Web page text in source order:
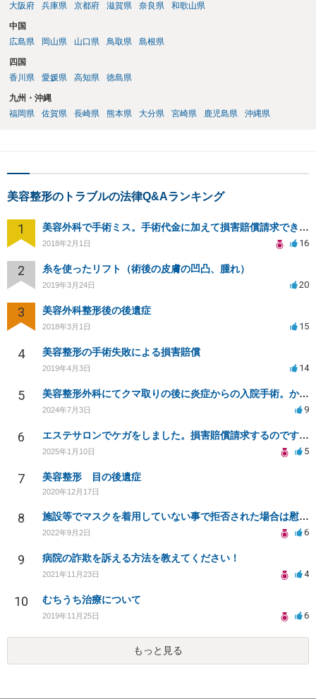
大阪府
兵庫県 京都府 滋賀県 奈良県 和歌山県
中国
広島県
岡山県 山口県 鳥取県 島根県
四国
香川県
愛媛県 高知県 徳島県
九州・沖縄
福岡県
佐賀県 長崎県 熊本県 大分県 宮崎県 鹿児島県 沖縄県
美容整形のトラブルの法律Q&Aランキング
1 美容外科で手術ミス。手術代金に加えて損害賠償請求できますか？
2018年2月1日 16
2 糸を使ったリフト（術後の皮膚の凹凸、腫れ）
2019年3月24日 20
3 美容外科整形後の後遺症
2018年3月1日 15
4 美容整形の手術失敗による損害賠償
2019年4月3日 14
5 美容整形外科にてクマ取りの後に炎症からの入院手術。かかった費用を負担して欲しい。
2024年7月3日 9
6 エステサロンでケガをしました。損害賠償請求するのですが相場がわかりません。
2025年1月10日 5
7 美容整形 目の後遺症
2020年12月17日
8 施設等でマスクを着用していない事で拒否された場合は慰謝料を請求できるでしょうか？
2022年9月2日 6
9 病院の詐欺を訴える方法を教えてください！
2021年11月23日 4
10 むちうち治療について
2019年11月25日 6
もっと見る